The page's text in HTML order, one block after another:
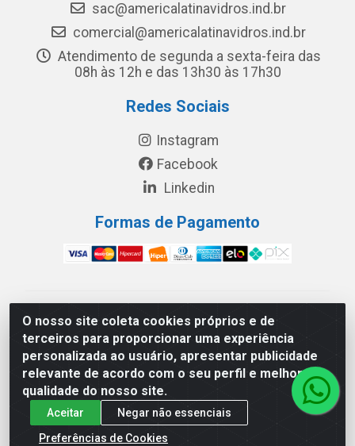
O nosso site coleta cookies próprios e de
terceiros para proporcionar uma experiência
personalizada ao usuário, apresentar publicidade
relevante de acordo com o seu perfil e melhorar a
qualidade do nosso site.
Aceitar
Negar não essenciais
Preferências de Cookies
sac@americalatinavidros.ind.br
comercial@americalatinavidros.ind.br
Atendimento de segunda a sexta-feira das
08h às 12h e das 13h30 às 17h30
Redes Sociais
Instagram
Facebook
Linkedin
Formas de Pagamento
América Latina Indústria e Comércio de Vidros LTDA -
CNPJ 19.813.045/0001-03 - Rua Carlos Drummond de
Andrade, 151 Núcleo Industrial III – Cascavel/PR - CEP
85.811-530